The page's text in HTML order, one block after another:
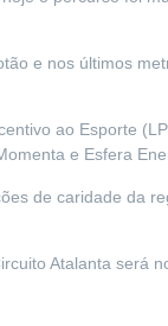
e nos últimos
ao Esporte
e Esfera
de caridade da
Atalanta será